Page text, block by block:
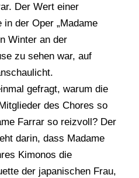
Der Wert einer
der Oper „Madame
Winter an der
zu sehen war, auf
gefragt, warum die
des Chores so
Farrar so reizvoll? Der
darin, dass Madame
Kimonos die
der japanischen Frau,